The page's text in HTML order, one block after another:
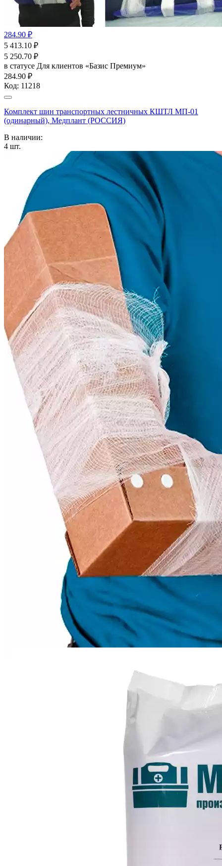
284.90 ₽
5 413.10 ₽
5 250.70 ₽
в статусе Для клиентов «Базис Премиум»
284.90 ₽
Код: 11218
Комплект шин транспортных лестничных КШТЛ МП-01
(одинарный), Медплант (РОССИЯ)
В наличии:
4 шт.